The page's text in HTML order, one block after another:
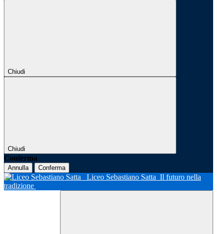
Chiudi
Chiudi
Conferma
Annulla Conferma
Liceo Sebastiano Satta Il futuro nella
tradizione